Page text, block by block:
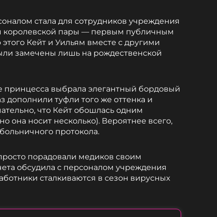
стала для сотрудников учреждения
королевской пары — первым публичным
Кейт и Уильям вместе с другими
замечены лишь на рождественской
выбрала элегантный бордовый
дополнили туфли того же оттенка и
что Кейт обошлась одним
она носит несколько). Вероятнее всего,
протокола.
порадовали медиков своим
обсудила с персоналом учреждения
сталкиваются в сезон вирусных